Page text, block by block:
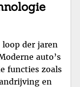
der jaren
auto’s
functies zoals
en